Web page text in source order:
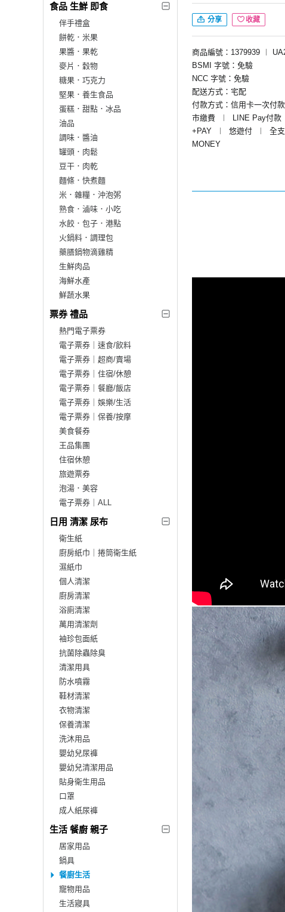
食品 生鮮 即食
伴手禮盒
餅乾．米果
果醬．果乾
麥片．穀物
糖果．巧克力
堅果．養生食品
蛋糕．甜點．冰品
油品
調味．醬油
罐頭．肉鬆
豆干．肉乾
麵條．快煮麵
米．雜糧．沖泡粥
熟食．滷味．小吃
水餃．包子．港點
火鍋料．調理包
藥膳鍋物滴雞精
生鮮肉品
海鮮水產
鮮蔬水果
票券 禮品
熱門電子票券
電子票券｜速食/飲料
電子票券｜超商/賣場
電子票券｜住宿/休憩
電子票券｜餐廳/飯店
電子票券｜娛樂/生活
電子票券｜保養/按摩
美食餐券
王品集團
住宿休憩
旅遊票券
泡湯．美容
電子票券｜ALL
日用 清潔 尿布
衛生紙
廚房紙巾｜捲筒衛生紙
濕紙巾
個人清潔
廚房清潔
浴廁清潔
萬用清潔劑
袖珍包面紙
抗菌除蟲除臭
清潔用具
防水噴霧
鞋材清潔
衣物清潔
保養清潔
洗沐用品
嬰幼兒尿褲
嬰幼兒清潔用品
貼身衛生用品
口罩
成人紙尿褲
生活 餐廚 親子
居家用品
鍋具
餐廚生活
寵物用品
生活寢具
分享 收藏
商品編號：1379939 ︱
BSMI 字號：免驗
NCC 字號：免驗
配送方式：宅配
付款方式：信用卡一次付款
市繳費
︱ LINE Pay付款
+PAY
︱ 悠遊付 ︱ 全
MONEY